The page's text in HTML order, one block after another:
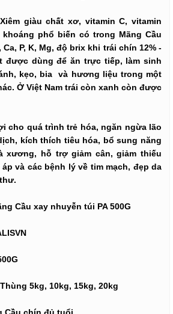
giàu chất xơ, vitamin C, vitamin
khoáng phổ biến có trong Mãng Cầu
Ca, P, K, Mg, độ brix khi trái chín 12% -
được dùng để ăn trực tiếp, làm sinh
kẹo, bia và hương liệu trong một
Ở Việt Nam trái còn xanh còn được
cho quá trình trẻ hóa, ngăn ngừa lão
kích thích tiêu hóa, bổ sung năng
xương, hỗ trợ giảm cân, giảm thiếu
và các bệnh lý về tim mạch, đẹp da
Cầu xay nhuyễn túi PA 500G
5kg, 10kg, 15kg, 20kg